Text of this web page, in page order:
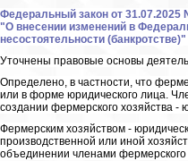
Федеральный закон от 31.07.2025
"О внесении изменений в
несостоятельности (банкротстве)"
Уточнены правовые основы
Определено, в частности, что
или в форме юридического лица.
создании фермерского хозяйства -
Фермерским хозяйством -
производственной или иной
объединении членами фермерского